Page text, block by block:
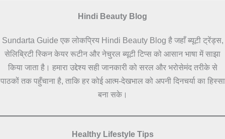
Hindi Beauty Blog
Sundarta Guide एक लोकप्रिय Hindi Beauty Blog है जहाँ ब्यूटी ट्रेंड्स,
सेलिब्रिटी स्किन केयर रूटीन और नेचुरल ब्यूटी टिप्स को आसान भाषा में साझा
किया जाता है। हमारा उद्देश्य सही जानकारी को सरल और भरोसेमंद तरीके से
पाठकों तक पहुँचाना है, ताकि हर कोई आत्म-देखभाल को अपनी दिनचर्या का हिस्सा
बना सके।
Healthy Lifestyle Tips